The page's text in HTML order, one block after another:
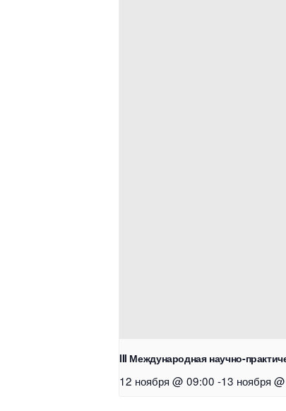
III Международная научно-
12 ноября @ 09:00 -13 ноября